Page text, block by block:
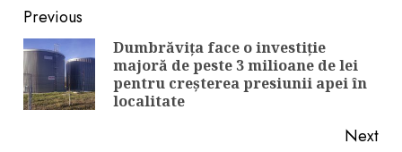
Continue
Reading
Previous
Dumbrăvița face o investiție
majoră de peste 3 milioane de lei
pentru creșterea presiunii apei în
localitate
Next